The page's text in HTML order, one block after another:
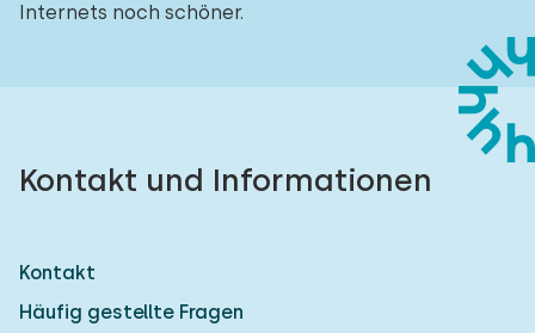
Internets noch schöner.
Kontakt und Informationen
Kontakt
Häufig gestellte Fragen